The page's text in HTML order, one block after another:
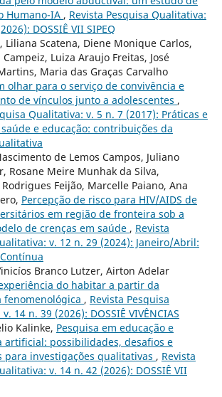
Humano-IA , Revista Pesquisa Qualitativa:
DOSSIÊ VII SIPEQ
Liliana Scatena, Diene Monique Carlos,
Luiza Araujo Freitas, José
Maria das Graças Carvalho
olhar para o serviço de convivência e
de vínculos junto a adolescentes ,
Qualitativa: v. 5 n. 7 (2017): Práticas e
e educação: contribuições da
de Lemos Campos, Juliano
Rosane Meire Munhak da Silva,
Feijão, Marcelle Paiano, Ana
Percepção de risco para HIV/AIDS de
em região de fronteira sob a
de crenças em saúde , Revista
v. 12 n. 29 (2024): Janeiro/Abril:
Branco Lutzer, Airton Adelar
do habitar a partir da
fenomenológica , Revista Pesquisa
14 n. 39 (2026): DOSSIÊ VIVÊNCIAS
Kalinke, Pesquisa em educação e
artificial: possibilidades, desafios e
para investigações qualitativas , Revista
v. 14 n. 42 (2026): DOSSIÊ VII